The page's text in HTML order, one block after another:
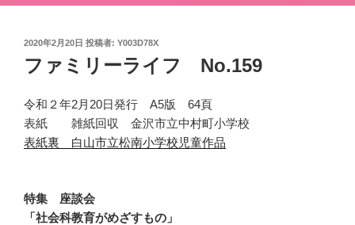
投
稿
日:
2020年2月20日 投稿者: Y003D78X
ファミリーライフ No.159
令和２年2月20日発行 A5版 64頁
表紙 雑紙回収 金沢市立中村町小学校
表紙裏 白山市立松南小学校児童作品
特集 座談会
「社会科教育がめざすもの」